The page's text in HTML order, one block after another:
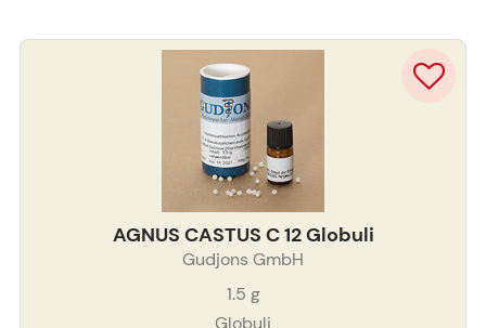
AGNUS CASTUS C 12 Globuli
Gudjons GmbH
1.5 g